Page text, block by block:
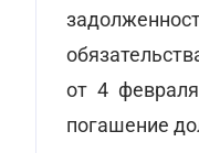
от 4
погашение